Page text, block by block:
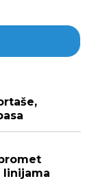
linijama